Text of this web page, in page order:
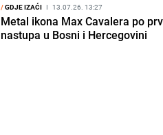
/GDJE IZAĆI I 13.07.26. 13:27
Metal ikona Max Cavalera po
nastupa u Bosni i Hercegovini